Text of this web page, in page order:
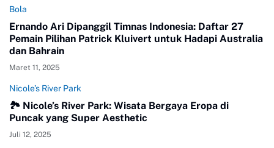
Bola
Ernando Ari Dipanggil Timnas Indonesia: Daftar 27
Pemain Pilihan Patrick Kluivert untuk Hadapi Australia
dan Bahrain
Maret 11, 2025
Nicole’s River Park
🏞️ Nicole’s River Park: Wisata Bergaya Eropa di
Puncak yang Super Aesthetic
Juli 12, 2025